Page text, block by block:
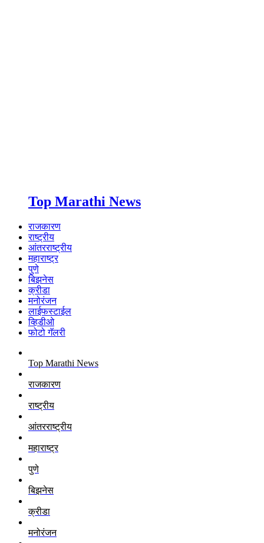
Top Marathi News
राजकारण
राष्ट्रीय
आंतरराष्ट्रीय
महाराष्ट्र
पुणे
बिझनेस
क्रीडा
मनोरंजन
लाईफस्टाईल
व्हिडीओ
फोटो गॅलरी
Top Marathi News
राजकारण
राष्ट्रीय
आंतरराष्ट्रीय
महाराष्ट्र
पुणे
बिझनेस
क्रीडा
मनोरंजन